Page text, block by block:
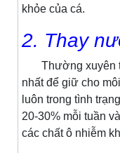
khỏe của cá.
2. Thay
Thường xuyên
nhất để giữ cho
luôn trong tình
20-30% mỗi tuần
các chất ô nhiễm